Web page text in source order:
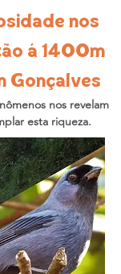
nos
á 1400m
Gonçalves
nos revelam
esta riqueza.